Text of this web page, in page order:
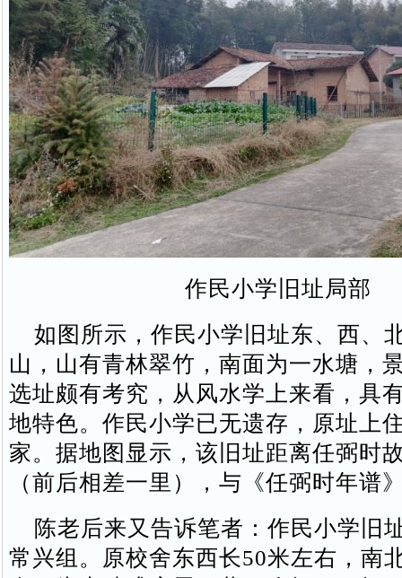
作民小学旧址局部
如图所示，作民小学旧址东、西、
山，山有青林翠竹，南面为一水塘，
选址颇有考究，从风水学上来看，具
地特色。作民小学已无遗存，原址上
家。据地图显示，该旧址距离任弼时
（前后相差一里），与《任弼时年谱
陈老后来又告诉笔者：作民小学旧
常兴组。原校舍东西长50米左右，南